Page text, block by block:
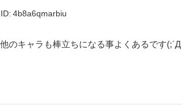
ID: 4b8a6qmarbiu
のキャラも棒立ちになる事よくあるです